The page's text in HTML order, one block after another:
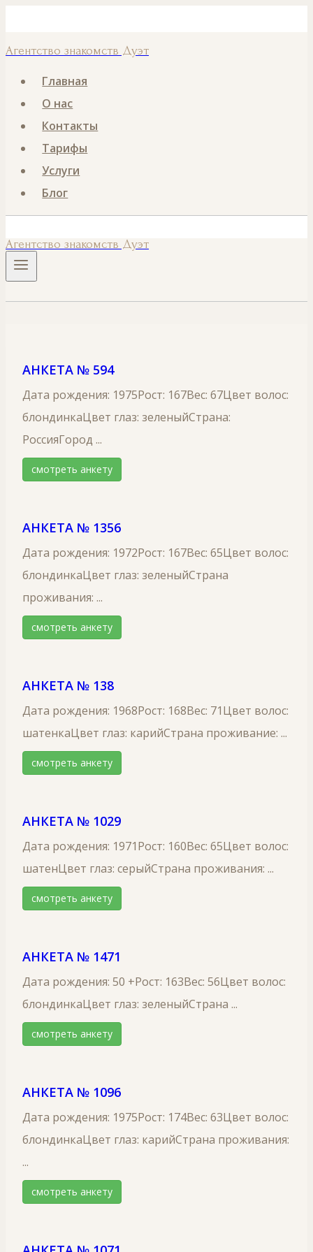
содержанию
Агентство знакомств Дуэт
Главная
О нас
Контакты
Тарифы
Услуги
Блог
Агентство знакомств Дуэт
АНКЕТА № 594
Дата рождения: 1975Рост: 167Вес: 67Цвет волос:
блондинкаЦвет глаз: зеленыйСтрана:
РоссияГород ...
смотреть анкету
АНКЕТА № 1356
Дата рождения: 1972Рост: 167Вес: 65Цвет волос:
блондинкаЦвет глаз: зеленыйСтрана
проживания: ...
смотреть анкету
АНКЕТА № 138
Дата рождения: 1968Рост: 168Вес: 71Цвет волос:
шатенкаЦвет глаз: карийСтрана проживание: ...
смотреть анкету
АНКЕТА № 1029
Дата рождения: 1971Рост: 160Вес: 65Цвет волос:
шатенЦвет глаз: серыйСтрана проживания: ...
смотреть анкету
АНКЕТА № 1471
Дата рождения: 50 +Рост: 163Вес: 56Цвет волос:
блондинкаЦвет глаз: зеленыйСтрана ...
смотреть анкету
АНКЕТА № 1096
Дата рождения: 1975Рост: 174Вес: 63Цвет волос:
блондинкаЦвет глаз: карийСтрана проживания:
...
смотреть анкету